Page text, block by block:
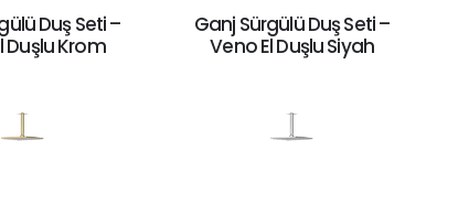
Duş Seti –
Duşlu Krom
Ganj Sürgülü Duş Seti –
Veno El Duşlu Siyah